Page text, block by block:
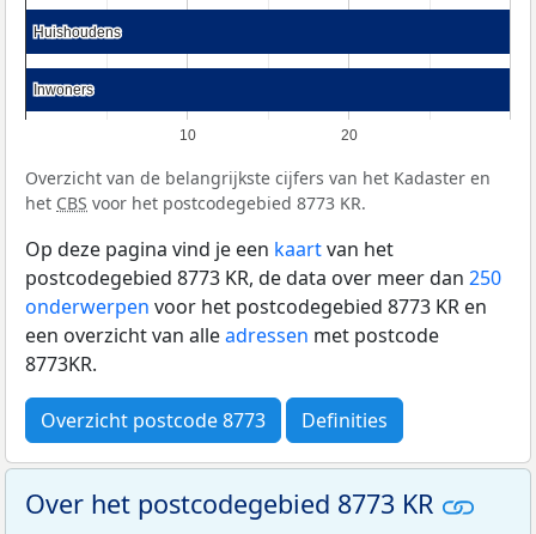
10 20
Huishoudens
Huishoudens
Inwoners
Inwoners
Overzicht van de belangrijkste cijfers van het Kadaster en
het CBS voor het postcodegebied 8773 KR.
Op deze pagina vind je een kaartvan het
postcodegebied 8773 KR, de data over meer dan 250
onderwerpen voor het postcodegebied 8773 KR en
een overzicht van alleadressen met postcode
8773KR.
Overzicht postcode 8773 Definities
Over het postcodegebied 8773 KR